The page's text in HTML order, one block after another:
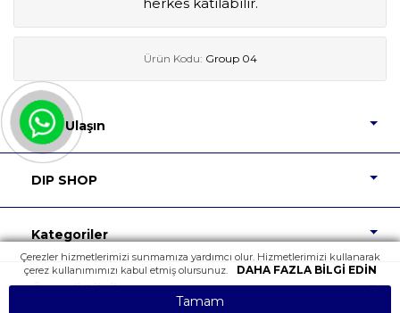
Ürün Kodu: Group 04
Bize Ulaşın
DIP SHOP
Kategoriler
Önemli Bilgiler
Çerezler hizmetlerimizi sunmamıza yardımcı olur. Hizmetlerimizi kullanarak
çerez kullanımımızı kabul etmiş olursunuz.
DAHA FAZLA BILGI EDIN
Tamam